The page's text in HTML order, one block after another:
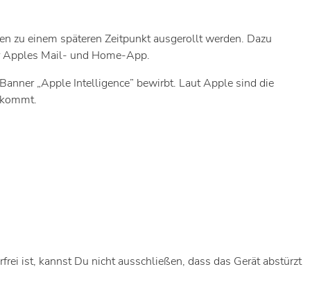
zu einem späteren Zeitpunkt ausgerollt werden. Dazu
Apples Mail- und Home-App.
„Apple Intelligence” bewirbt. Laut Apple sind die
ist, kannst Du nicht ausschließen, dass das Gerät abstürzt